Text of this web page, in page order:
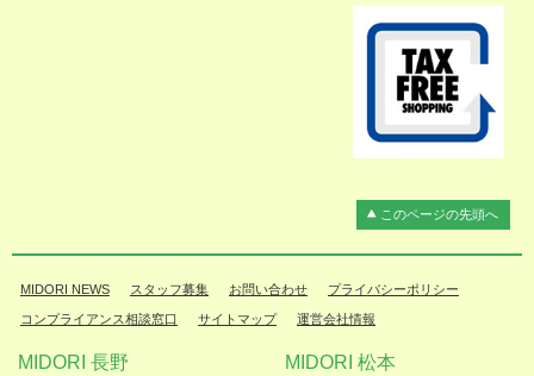
このページの先頭へ
MIDORI NEWS スタッフ募集 お問い合わせ プライバシーポリシー
コンプライアンス相談窓口 サイトマップ 運営会社情報
MIDORI 長野 MIDORI 松本